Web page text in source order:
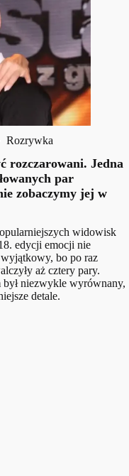
Rozrywka
rozczarowani. Jedna
par
zobaczymy jej w
widowisk
edycji emocji nie
wyjątkowy, bo po raz
aż cztery pary.
niezwykle wyrównany,
detale.